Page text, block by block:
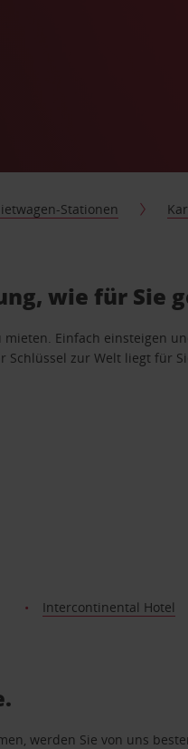
Stationen
wie für Sie
Einfach einsteigen
Schlüssel zur Welt liegt für
Intercontinental Hotel
werden Sie von uns